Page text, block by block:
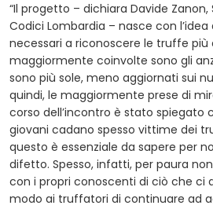
“Il progetto – dichiara Davide Zanon,
Codici Lombardia – nasce con
necessari a riconoscere le truffe più
maggiormente coinvolte sono gli
sono più sole, meno aggiornati sui
quindi, le maggiormente prese di
corso dell’incontro è stato spiegato
giovani cadano spesso vittime dei
questo è essenziale da sapere per
difetto. Spesso, infatti, per paura
con i propri conoscenti di ciò che ci
modo ai truffatori di continuare ad